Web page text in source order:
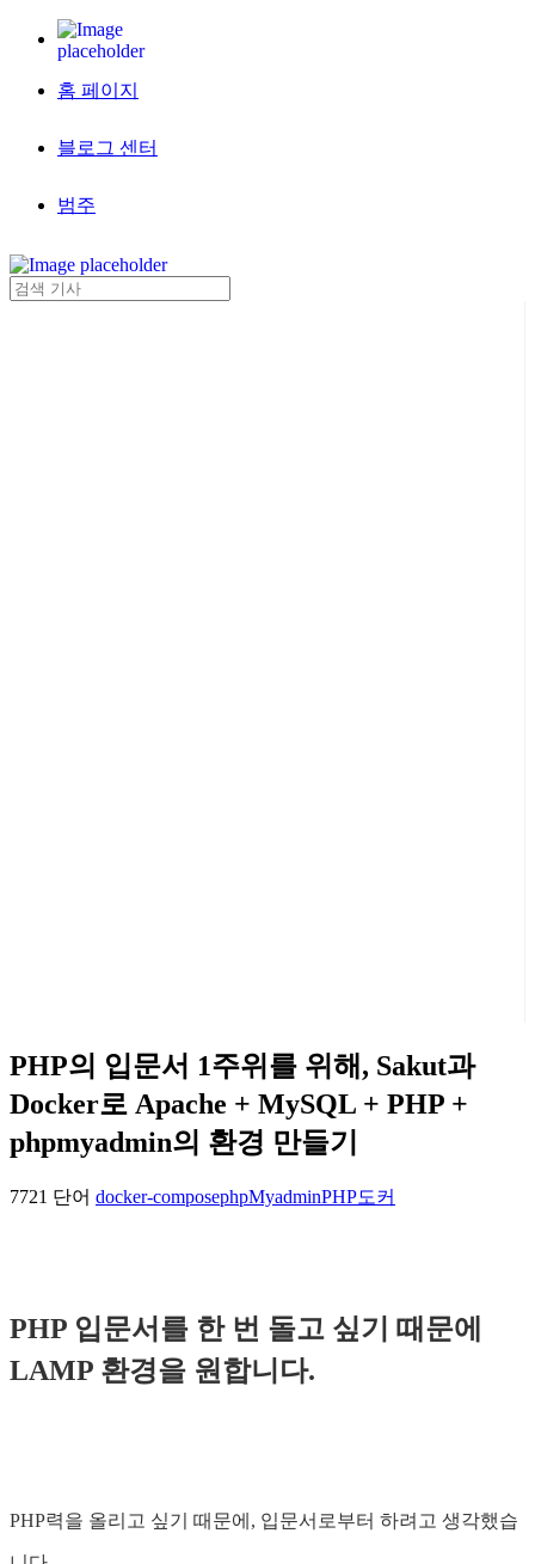
홈 페이지
블로그 센터
범주
PHP의 입문서 1주위를 위해, Sakut과
Docker로 Apache + MySQL + PHP +
phpmyadmin의 환경 만들기
7721 단어 docker-composephpMyadminPHP도커
PHP 입문서를 한 번 돌고 싶기 때문에
LAMP 환경을 원합니다.
PHP력을 올리고 싶기 때문에, 입문서로부터 하려고 생각했습